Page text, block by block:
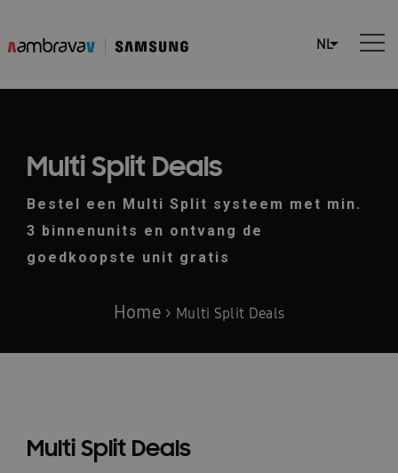
Multi Split Deals
Bestel een Multi Split systeem met min.
3 binnenunits en ontvang de
goedkoopste unit gratis
Home > Multi Split Deals
Multi Split Deals